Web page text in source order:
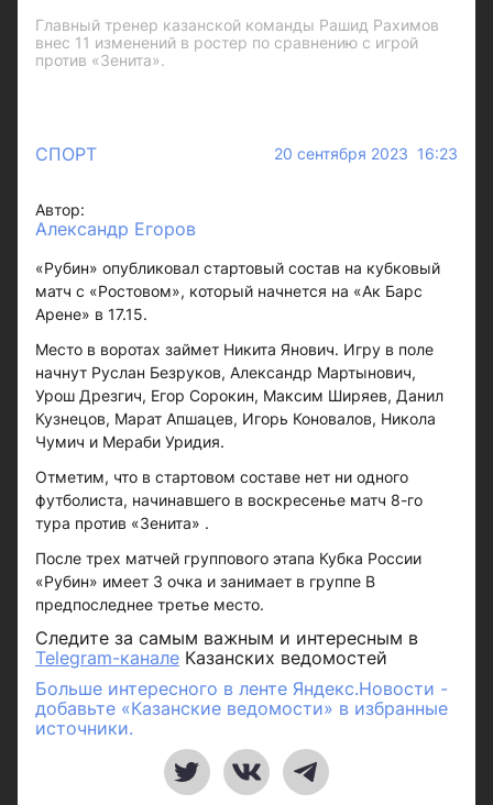
Главный тренер казанской команды Рашид Рахимов
внес 11 изменений в ростер по сравнению с игрой
против «Зенита».
СПОРТ 20 сентября 2023 16:23
Автор:
Александр Егоров
«Рубин» опубликовал стартовый состав на кубковый
матч с «Ростовом», который начнется на «Ак Барс
Арене» в 17.15.
Место в воротах займет Никита Янович. Игру в поле
начнут Руслан Безруков, Александр Мартынович,
Урош Дрезгич, Егор Сорокин, Максим Ширяев, Данил
Кузнецов, Марат Апшацев, Игорь Коновалов, Никола
Чумич и Мераби Уридия.
Отметим, что в стартовом составе нет ни одного
футболиста, начинавшего в воскресенье матч 8-го
тура против «Зенита» .
После трех матчей группового этапа Кубка России
«Рубин» имеет 3 очка и занимает в группе В
предпоследнее третье место.
Следите за самым важным и интересным в
Telegram-канале Казанских ведомостей
Больше интересного в ленте Яндекс.Новости -
добавьте «Казанские ведомости» в избранные
источники.